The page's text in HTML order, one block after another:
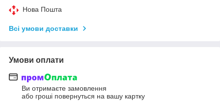
Нова Пошта
Всі умови доставки
Умови оплати
Ви отримаєте замовлення
або гроші повернуться на вашу картку